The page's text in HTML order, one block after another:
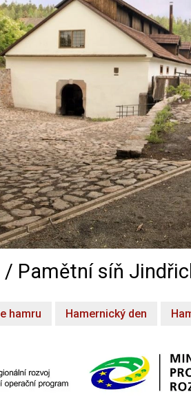
/ Pamětní síň
hamru Hamernický den